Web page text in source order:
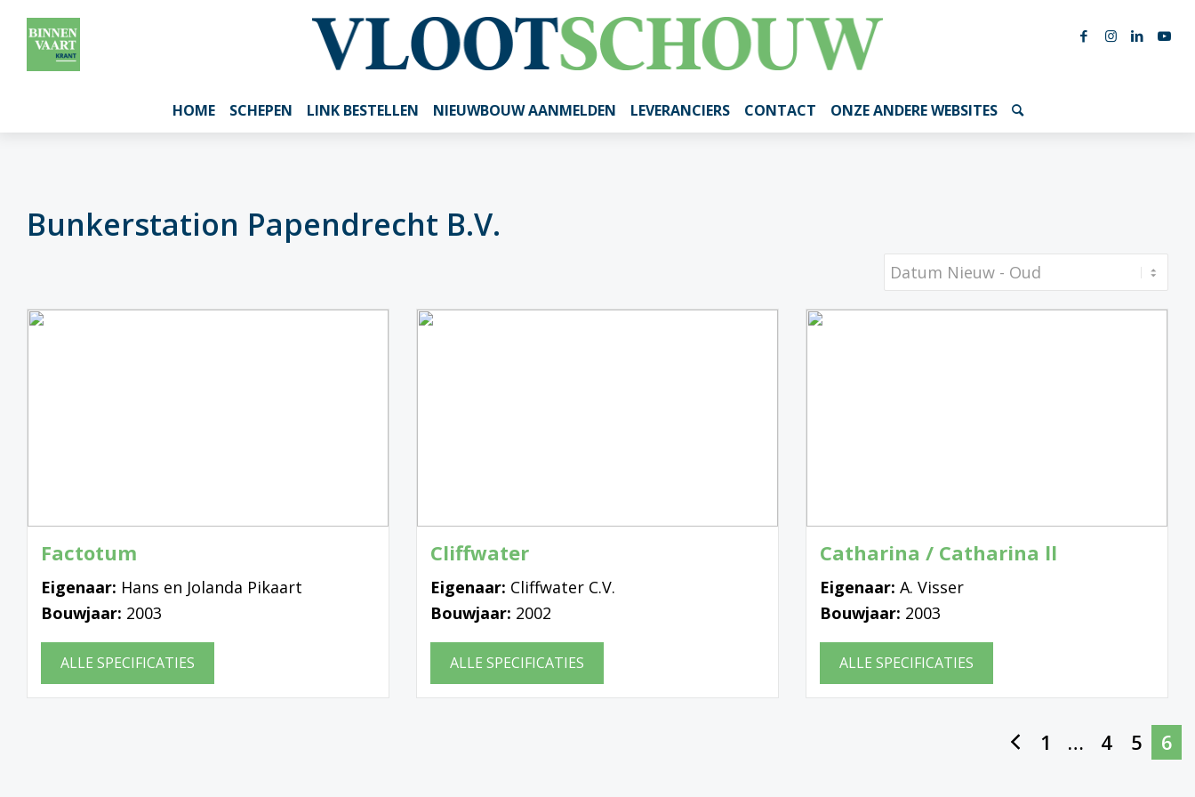
HOME SCHEPEN LINK BESTELLEN NIEUWBOUW AANMELDEN LEVERANCIERS CONTACT ONZE ANDERE WEBSITES
Bunkerstation Papendrecht B.V.
Factotum
Eigenaar: Hans en Jolanda Pikaart
Bouwjaar: 2003
ALLE SPECIFICATIES
Cliffwater
Eigenaar: Cliffwater C.V.
Bouwjaar: 2002
ALLE SPECIFICATIES
Catharina / Catharina ll
Eigenaar: A. Visser
Bouwjaar: 2003
ALLE SPECIFICATIES
1 … 4 5 6